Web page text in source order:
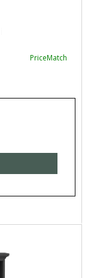
PriceMatch